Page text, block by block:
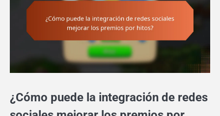
¿Cómo puede la integración de redes